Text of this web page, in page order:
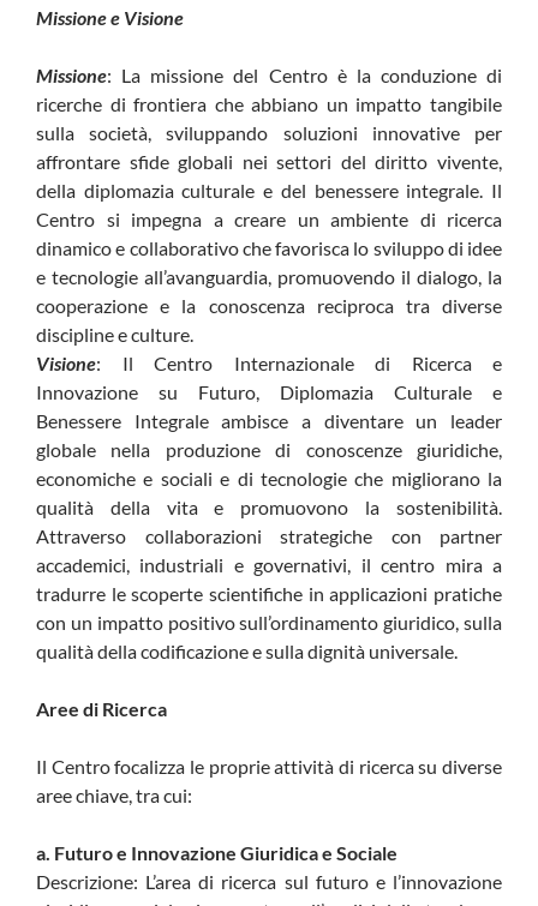
Missione e Visione
Missione: La missione del Centro è la conduzione di
ricerche di frontiera che abbiano un impatto tangibile
sulla società, sviluppando soluzioni innovative per
affrontare sfide globali nei settori del diritto vivente,
della diplomazia culturale e del benessere integrale. Il
Centro si impegna a creare un ambiente di ricerca
dinamico e collaborativo che favorisca lo sviluppo di idee
e tecnologie all’avanguardia, promuovendo il dialogo, la
cooperazione e la conoscenza reciproca tra diverse
discipline e culture.
Visione: Il Centro Internazionale di Ricerca e
Innovazione su Futuro, Diplomazia Culturale e
Benessere Integrale ambisce a diventare un leader
globale nella produzione di conoscenze giuridiche,
economiche e sociali e di tecnologie che migliorano la
qualità della vita e promuovono la sostenibilità.
Attraverso collaborazioni strategiche con partner
accademici, industriali e governativi, il centro mira a
tradurre le scoperte scientifiche in applicazioni pratiche
con un impatto positivo sull’ordinamento giuridico, sulla
qualità della codificazione e sulla dignità universale.
Aree di Ricerca
Il Centro focalizza le proprie attività di ricerca su diverse
aree chiave, tra cui:
a. Futuro e Innovazione Giuridica e Sociale
Descrizione: L’area di ricerca sul futuro e l’innovazione